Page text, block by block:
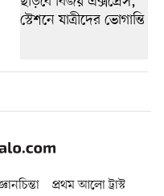
প্রথম আলো ট্রাস্ট